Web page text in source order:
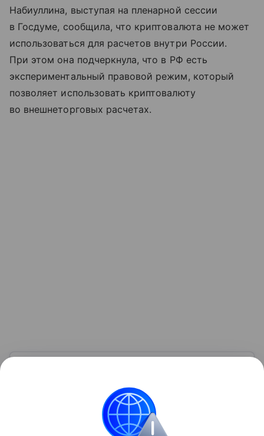
Набиуллина, выступая на пленарной сессии
в Госдуме, сообщила, что криптовалюта не может
использоваться для расчетов внутри России.
При этом она подчеркнула, что в РФ есть
экспериментальный правовой режим, который
позволяет использовать криптовалюту
во внешнеторговых расчетах.
В статье выясним, что такое криптовалюта, для чего
она нужна, как ее можно купить, хранить